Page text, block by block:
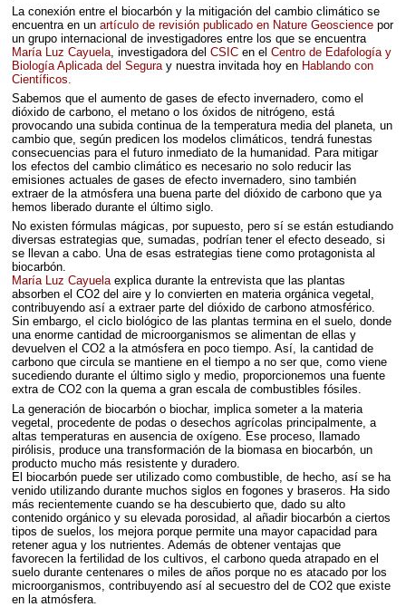
La conexión entre el biocarbón y la mitigación del cambio climático se
encuentra en un artículo de revisión publicado en Nature Geosciencepor
un grupo internacional de investigadores entre los que se encuentra
María Luz Cayuela, investigadora del CSICen el Centro de Edafología y
Biología Aplicada del Seguray nuestra invitada hoy en Hablando con
Científicos.
Sabemos que el aumento de gases de efecto invernadero, como el
dióxido de carbono, el metano o los óxidos de nitrógeno, está
provocando una subida continua de la temperatura media del planeta, un
cambio que, según predicen los modelos climáticos, tendrá funestas
consecuencias para el futuro inmediato de la humanidad. Para mitigar
los efectos del cambio climático es necesario no solo reducir las
emisiones actuales de gases de efecto invernadero, sino también
extraer de la atmósfera una buena parte del dióxido de carbono que ya
hemos liberado durante el último siglo.
No existen fórmulas mágicas, por supuesto, pero sí se están estudiando
diversas estrategias que, sumadas, podrían tener el efecto deseado, si
se llevan a cabo. Una de esas estrategias tiene como protagonista al
biocarbón.
María Luz Cayuelaexplica durante la entrevista que las plantas
absorben el CO2 del aire y lo convierten en materia orgánica vegetal,
contribuyendo así a extraer parte del dióxido de carbono atmosférico.
Sin embargo, el ciclo biológico de las plantas termina en el suelo, donde
una enorme cantidad de microorganismos se alimentan de ellas y
devuelven el CO2 a la atmósfera en poco tiempo. Así, la cantidad de
carbono que circula se mantiene en el tiempo a no ser que, como viene
sucediendo durante el último siglo y medio, proporcionemos una fuente
extra de CO2 con la quema a gran escala de combustibles fósiles.
La generación de biocarbón o biochar, implica someter a la materia
vegetal, procedente de podas o desechos agrícolas principalmente, a
altas temperaturas en ausencia de oxígeno. Ese proceso, llamado
pirólisis, produce una transformación de la biomasa en biocarbón, un
producto mucho más resistente y duradero.
El biocarbón puede ser utilizado como combustible, de hecho, así se ha
venido utilizando durante muchos siglos en fogones y braseros. Ha sido
más recientemente cuando se ha descubierto que, dado su alto
contenido orgánico y su elevada porosidad, al añadir biocarbón a ciertos
tipos de suelos, los mejora porque permite una mayor capacidad para
retener agua y los nutrientes. Además de obtener ventajas que
favorecen la fertilidad de los cultivos, el carbono queda atrapado en el
suelo durante centenares o miles de años porque no es atacado por los
microorganismos, contribuyendo así al secuestro del de CO2 que existe
en la atmósfera.